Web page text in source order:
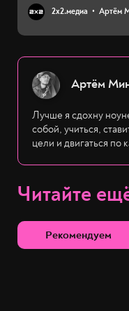
2х2.медиа Артём
Артём
Лучше я сдохну
собой, учиться,
цели и двигаться по
Читайте
Рекомендуем